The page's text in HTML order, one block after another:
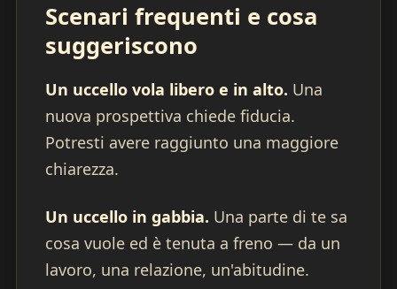
Scenari frequenti e cosa
suggeriscono
Un uccello vola libero e in alto. Una
nuova prospettiva chiede fiducia.
Potresti avere raggiunto una maggiore
chiarezza.
Un uccello in gabbia. Una parte di te sa
cosa vuole ed è tenuta a freno — da un
lavoro, una relazione, un'abitudine.